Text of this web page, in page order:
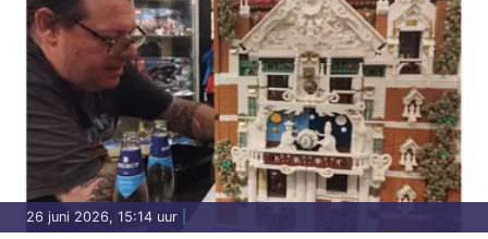
26 juni 2026, 15:14 uur